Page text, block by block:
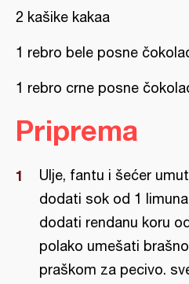
2 kašike kakaa
1 rebro bele posne
1 rebro crne posne
Priprema
Ulje, fantu i šećer
dodati sok od 1
dodati rendanu koru
polako umešati
praškom za pecivo.